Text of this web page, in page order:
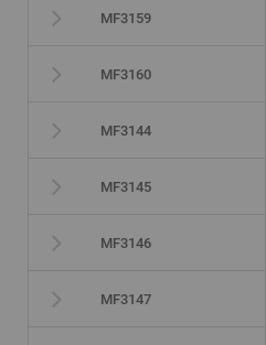
MF3159
MF3160
MF3144
MF3145
MF3146
MF3147